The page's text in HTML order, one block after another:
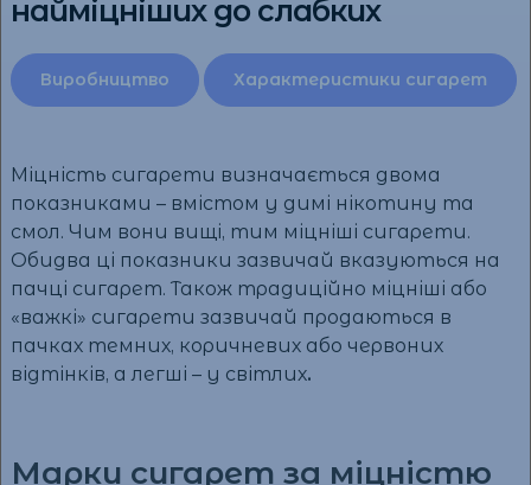
найміцніших до слабких
Виробництво Характеристики сигарет
Міцність сигарети визначається двома
показниками – вмістом у димі нікотину та
смол. Чим вони вищі, тим міцніші сигарети.
Обидва ці показники зазвичай вказуються на
пачці сигарет. Також традиційно міцніші або
«важкі» сигарети зазвичай продаються в
пачках темних, коричневих або червоних
відтінків, а легші – у світлих.
Марки сигарет за міцністю